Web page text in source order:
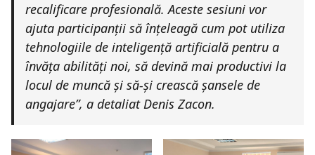
recalificare profesională. Aceste sesiuni vor
ajuta participanții să înțeleagă cum pot utiliza
tehnologiile de inteligență artificială pentru a
învăța abilități noi, să devină mai productivi la
locul de muncă și să-și crească șansele de
angajare”, a detaliat Denis Zacon.